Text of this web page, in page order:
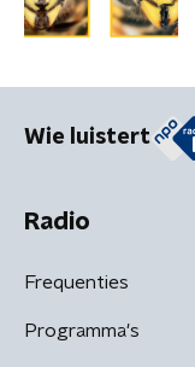
Wie luistert
Radio
Frequenties
Programma's